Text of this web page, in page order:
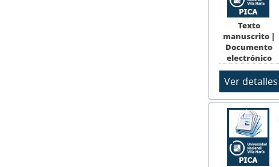
Texto
manuscrito |
Documento
electrónico